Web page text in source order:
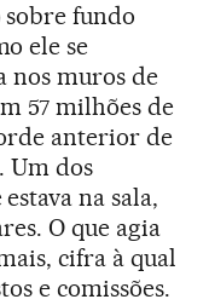
sobre fundo
ele se
nos muros de
57 milhões de
anterior de
Um dos
na sala,
O que agia
cifra à qual
e comissões.